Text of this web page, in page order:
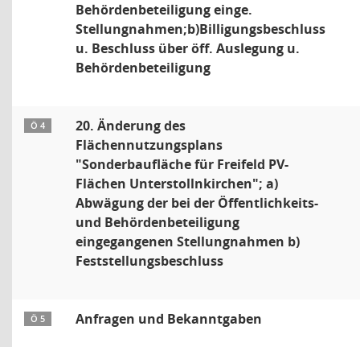
Behördenbeteiligung einge.
Stellungnahmen;b)Billigungsbeschluss
u. Beschluss über öff. Auslegung u.
Behördenbeteiligung
Ö 4
20. Änderung des
Flächennutzungsplans
"Sonderbaufläche für Freifeld PV-
Flächen Unterstollnkirchen"; a)
Abwägung der bei der Öffentlichkeits-
und Behördenbeteiligung
eingegangenen Stellungnahmen b)
Feststellungsbeschluss
Ö 5 Anfragen und Bekanntgaben